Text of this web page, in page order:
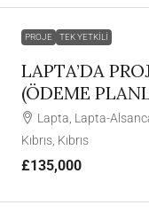
PROJE TEK YETKILI
LAPTA’DA
(ÖDEME
Lapta, Lapta-
Kıbrıs, Kıbrıs
£135,000